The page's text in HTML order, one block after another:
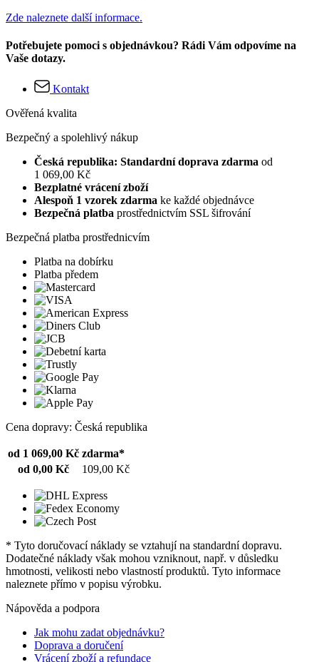
Zde naleznete další informace.
Potřebujete pomoci s objednávkou? Rádi Vám odpovíme na
Vaše dotazy.
Kontakt
Ověřená kvalita
Bezpečný a spolehlivý nákup
Česká republika: Standardní doprava zdarma od
1 069,00 Kč
Bezplatné vrácení zboží
Alespoň 1 vzorek zdarma ke každé objednávce
Bezpečná platba prostřednictvím SSL šifrování
Bezpečná platba prostřednicvím
Platba na dobírku
Platba předem
Cena dopravy: Česká republika
od 1 069,00 Kč zdarma*
od 0,00 Kč
109,00 Kč
* Tyto doručovací náklady se vztahují na standardní dopravu.
Dodatečné náklady však mohou vzniknout, např. v důsledku
hmotnosti, velikosti nebo vlastností produktů. Tyto informace
naleznete přímo v popisu výrobku.
Nápověda a podpora
Jak mohu zadat objednávku?
Doprava a doručení
Vrácení zboží a refundace